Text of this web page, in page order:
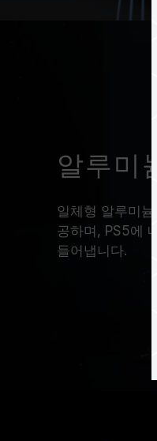
알루미
일체형 알루미
공하며, PS5에
들어냅니다.